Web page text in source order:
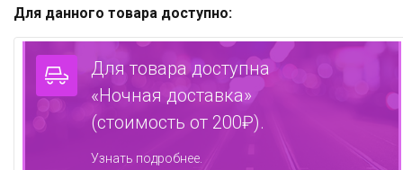
Для данного товара доступно:
Для товара доступна
«Ночная доставка»
(стоимость от 200₽).
Узнать подробнее.